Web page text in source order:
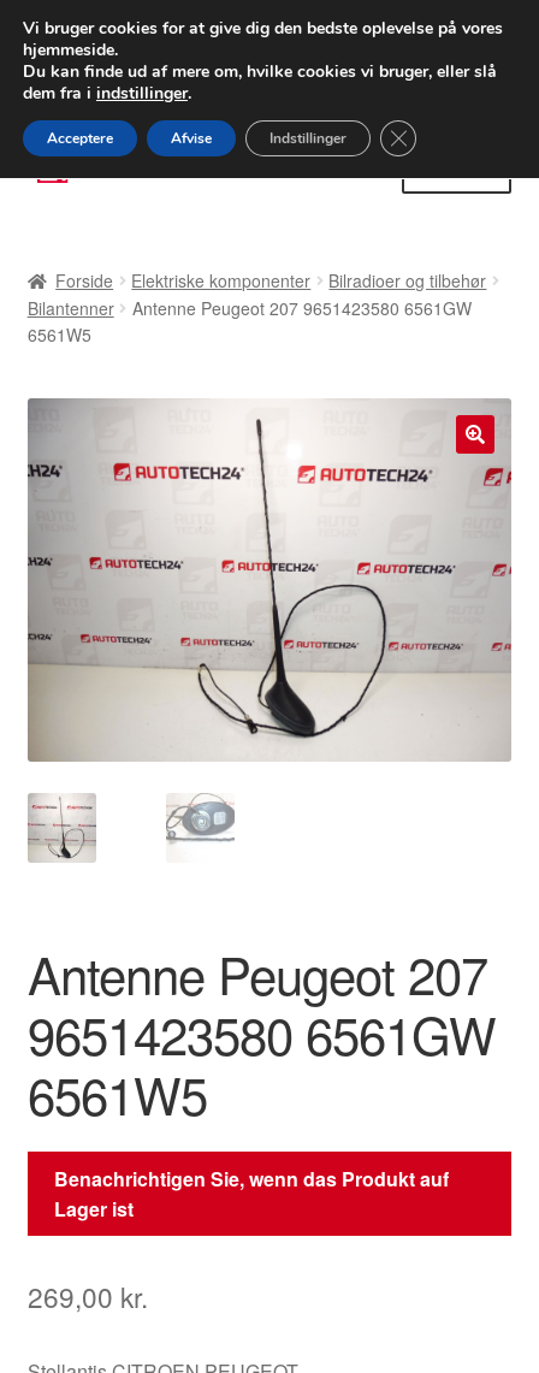
LEVERING fra 55 kr.
FEDEX verdensomspændende forsendelse
80 82 72 02
Spring
til
Spring
til
Betalinger
Klageprocedure
Kontakte
Om os
Forside Elektriske komponenter
Bilradioer og tilbehør
Bilantenner
Antenne Peugeot 207 9651423580 6561GW
6561W5
Antenne Peugeot 207
9651423580 6561GW
6561W5
Benachrichtigen Sie, wenn das Produkt auf
Lager ist
269,00 kr.
Vi bruger cookies for at give dig den bedste oplevelse på vores
hjemmeside.
Du kan finde ud af mere om, hvilke cookies vi bruger, eller slå
dem fra i indstillinger.
Acceptere Afvise Indstillinger Close GDPR